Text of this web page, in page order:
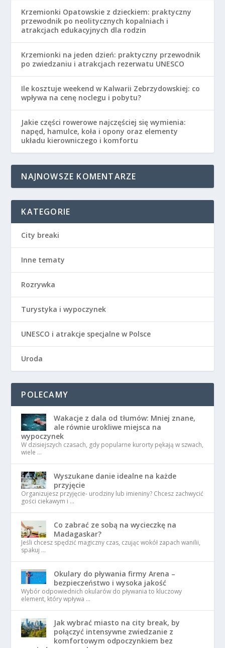
Krzemionki Opatowskie z dzieckiem: praktyczny
przewodnik po neolitycznych kopalniach i
atrakcjach edukacyjnych dla rodzin
Krzemionki na jeden dzień: praktyczny przewodnik
po zwiedzaniu i atrakcjach rezerwatu UNESCO
Ile kosztuje weekend w Kalwarii Zebrzydowskiej: co
wpływa na cenę noclegu i pobytu?
Jakie części rowerowe najczęściej się wymienia:
napęd, hamulce, koła i opony oraz elementy
układu kierowniczego i komfortu
NAJNOWSZE KOMENTARZE
KATEGORIE
City breaki
Inne tematy
Rozrywka
Turystyka i wypoczynek
UNESCO i atrakcje specjalne w Polsce
Uroda
POLECAMY
Wakacje z dala od tłumów: Mniej znane,
ale równie urokliwe miejsca na
wypoczynek
W dzisiejszych czasach, gdy popularne kurorty pękają w szwach,
wiele …
Wyszukane danie idealne na każde
przyjęcie
Organizujesz przyjęcie- urodziny lub imieniny? Chcesz zachwycić
gości ciekawym i …
Co zabrać ze sobą na wycieczkę na
Madagaskar?
Jeśli chcesz spędzić magiczny czas, czując wokół zapach wanilii,
spakuj …
Okulary do pływania firmy Arena –
bezpieczeństwo i wysoka jakość
Wybór odpowiednich okularów do pływania to kluczowy
element, który wpływa …
Jak wybrać miasto na city break, by
połączyć intensywne zwiedzanie z
komfortowym odpoczynkiem bez